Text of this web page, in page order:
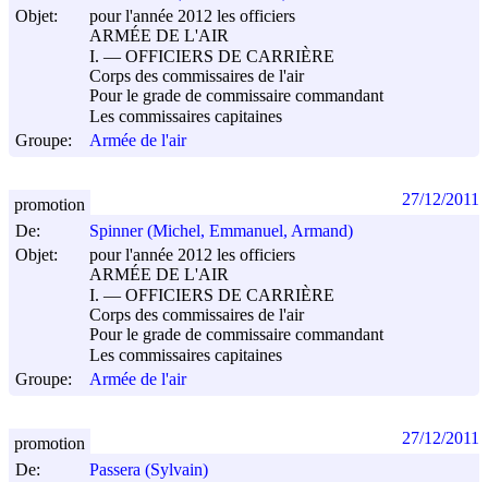
Objet:
pour l'année 2012 les officiers
ARMÉE DE L'AIR
I. ― OFFICIERS DE CARRIÈRE
Corps des commissaires de l'air
Pour le grade de commissaire commandant
Les commissaires capitaines
Groupe:
Armée de l'air
De:
Spinner (Michel, Emmanuel, Armand)
Objet:
pour l'année 2012 les officiers
ARMÉE DE L'AIR
I. ― OFFICIERS DE CARRIÈRE
Corps des commissaires de l'air
Pour le grade de commissaire commandant
Les commissaires capitaines
Groupe:
Armée de l'air
promotion 27/12/2011
De:
Passera (Sylvain)
promotion 27/12/2011